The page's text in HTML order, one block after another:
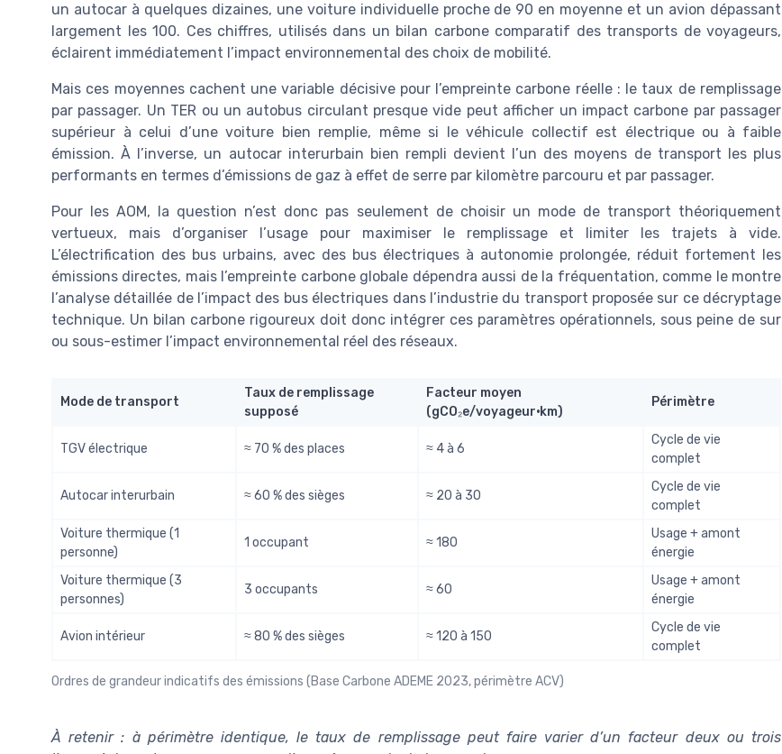
un autocar à quelques dizaines, une voiture individuelle proche de 90 en moyenne et un avion dépassant
largement les 100. Ces chiffres, utilisés dans un bilan carbone comparatif des transports de voyageurs,
éclairent immédiatement l’impact environnemental des choix de mobilité.
Mais ces moyennes cachent une variable décisive pour l’empreinte carbone réelle : le taux de remplissage
par passager. Un TER ou un autobus circulant presque vide peut afficher un impact carbone par passager
supérieur à celui d’une voiture bien remplie, même si le véhicule collectif est électrique ou à faible
émission. À l’inverse, un autocar interurbain bien rempli devient l’un des moyens de transport les plus
performants en termes d’émissions de gaz à effet de serre par kilomètre parcouru et par passager.
Pour les AOM, la question n’est donc pas seulement de choisir un mode de transport théoriquement
vertueux, mais d’organiser l’usage pour maximiser le remplissage et limiter les trajets à vide.
L’électrification des bus urbains, avec des bus électriques à autonomie prolongée, réduit fortement les
émissions directes, mais l’empreinte carbone globale dépendra aussi de la fréquentation, comme le montre
l’analyse détaillée de l’impact des bus électriques dans l’industrie du transport proposée sur ce décryptage
technique. Un bilan carbone rigoureux doit donc intégrer ces paramètres opérationnels, sous peine de sur
ou sous-estimer l’impact environnemental réel des réseaux.
Ordres de grandeur indicatifs des émissions (Base Carbone ADEME 2023, périmètre ACV)
Mode de transport
Taux de remplissage
supposé
Facteur moyen
(gCO₂e/voyageur·km)
Périmètre
TGV électrique ≈ 70 % des places ≈ 4 à 6
Cycle de vie
complet
Autocar interurbain ≈ 60 % des sièges ≈ 20 à 30
Cycle de vie
complet
Voiture thermique (1
personne)
1 occupant ≈ 180
Usage + amont
énergie
Voiture thermique (3
personnes)
3 occupants ≈ 60
Usage + amont
énergie
Avion intérieur ≈ 80 % des sièges ≈ 120 à 150
Cycle de vie
complet
À retenir : à périmètre identique, le taux de remplissage peut faire varier d’un facteur deux ou trois